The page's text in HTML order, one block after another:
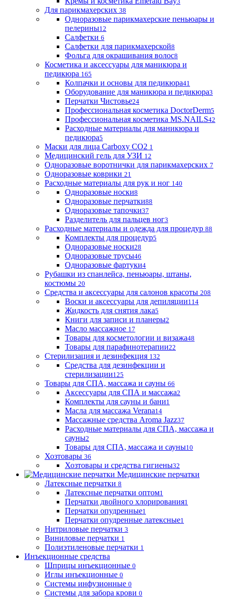
Для парикмахерских 38
Одноразовые парикмахерские пеньюары и
пелерины12
Салфетки 6
Салфетки для парикмахерской8
Фольга для окрашивания волос8
Косметика и аксессуары для маникюра и
педикюра 165
Колпачки и основы для педикюра41
Оборудование для маникюра и педикюра3
Перчатки Чистовье24
Профессиональная косметика DoctorDerm5
Профессиональная косметика MS.NAILS42
Расходные материалы для маникюра и
педикюра5
Маски для лица Carboxy CO2 1
Медицинский гель для УЗИ 12
Одноразовые воротнички для парикмахерских 7
Одноразовые коврики 21
Расходные материалы для рук и ног 140
Одноразовые носки8
Одноразовые перчатки88
Одноразовые тапочки37
Разделитель для пальцев ног3
Расходные материалы и одежда для процедур 88
Комплекты для процедур5
Одноразовые носки28
Одноразовые трусы46
Одноразовые фартуки4
Рубашки из спанлейса, пеньюары, штаны,
костюмы 20
Средства и аксессуары для салонов красоты 208
Воски и аксессуары для депиляции114
Жидкость для снятия лака5
Книги для записи и планеры2
Масло массажное 17
Товары для косметологии и визажа48
Товары для парафинотерапии22
Стерилизация и дезинфекция 132
Средства для дезинфекции и
стерилизации125
Товары для СПА, массажа и сауны 66
Аксессуары для СПА и массажа2
Комплекты для сауны и бани1
Масла для массажа Verana14
Массажные средства Aroma Jazz37
Расходные материалы для СПА, массажа и
сауны2
Товары для СПА, массажа и сауны10
Хозтовары 36
Хозтовары и средства гигиены32
Медицинские перчатки
Латексные перчатки 8
Латексные перчатки оптом1
Перчатки двойного хлорирования1
Перчатки опудренные1
Перчатки опудренные латексные1
Нитриловые перчатки 3
Виниловые перчатки 1
Полиэтиленовые перчатки 1
Инъекционные средства
Шприцы инъекционные 0
Иглы инъекционные 0
Системы инфузионные 0
Системы для забора крови 0